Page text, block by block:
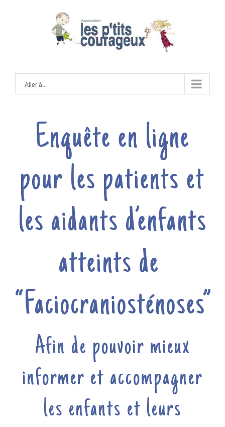
contentAller à...
Enquête en ligne
pour les patients et
les aidants d’enfants
atteints de
“Faciocraniosténoses”
Afin de pouvoir mieux
informer et accompagner
les enfants et leurs